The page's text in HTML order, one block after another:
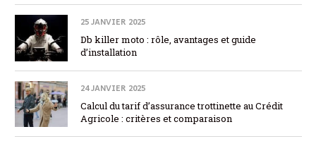
25 JANVIER 2025
Db killer moto : rôle, avantages et guide
d’installation
24 JANVIER 2025
Calcul du tarif d’assurance trottinette au Crédit
Agricole : critères et comparaison